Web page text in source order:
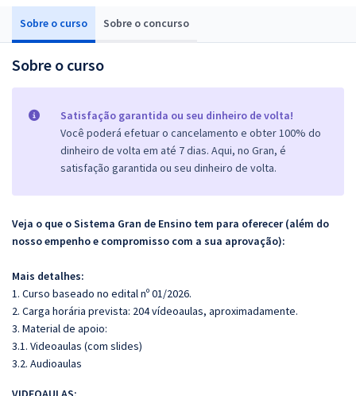
Sobre o curso Sobre o concurso
Sobre o curso
Satisfação garantida ou seu dinheiro de volta!
Você poderá efetuar o cancelamento e obter 100% do
dinheiro de volta em até 7 dias. Aqui, no Gran, é
satisfação garantida ou seu dinheiro de volta.
Veja o que o Sistema Gran de Ensino tem para oferecer (além do
nosso empenho e compromisso com a sua aprovação):
Mais detalhes:
1. Curso baseado no edital nº 01/2026.
2. Carga horária prevista: 204 vídeoaulas, aproximadamente.
3. Material de apoio:
3.1. Videoaulas (com slides)
3.2. Audioaulas